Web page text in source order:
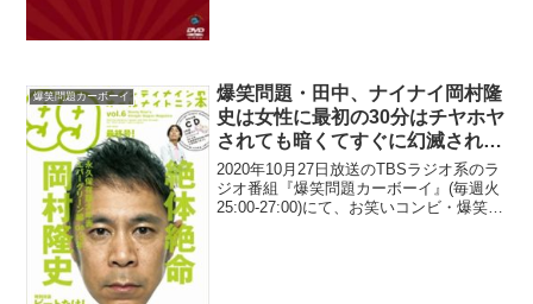
爆笑問題カーボーイ
爆笑問題・田中、ナイナイ岡村隆
史は女性に最初の30分はチヤホヤ
されても暗くてすぐに幻滅され
「どうせ出オチや、俺なんか」と
思うタイプだと語る
2020年10月27日放送のTBSラジオ系のラ
ジオ番組『爆笑問題カーボーイ』(毎週火
25:00-27:00)にて、お笑いコンビ・爆笑問